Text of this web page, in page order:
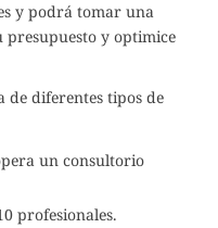
y podrá tomar una
y optimice
de diferentes tipos de
un consultorio
profesionales.